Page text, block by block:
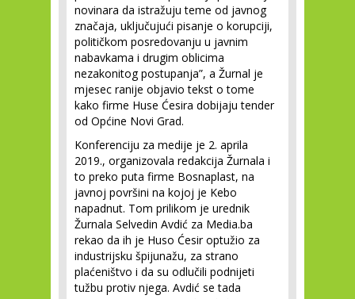
novinara da istražuju teme od javnog
značaja, uključujući pisanje o korupciji,
političkom posredovanju u javnim
nabavkama i drugim oblicima
nezakonitog postupanja”, a Žurnal je
mjesec ranije objavio tekst o tome
kako firme Huse Ćesira dobijaju tender
od Općine Novi Grad.
Konferenciju za medije je 2. aprila
2019., organizovala redakcija Žurnala i
to preko puta firme Bosnaplast, na
javnoj površini na kojoj je Kebo
napadnut. Tom prilikom je urednik
Žurnala Selvedin Avdić za Media.ba
rekao da ih je Huso Ćesir optužio za
industrijsku špijunažu, za strano
plaćeništvo i da su odlučili podnijeti
tužbu protiv njega. Avdić se tada